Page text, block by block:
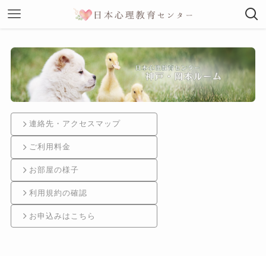
連絡先・アクセスマップ
ご利用料金
お部屋の様子
利用規約の確認
お申込みはこちら